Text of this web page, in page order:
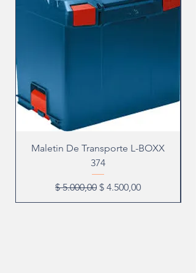
Maletin De Transporte L-BOXX
374
Precio
$ 5.000,00 Precio de oferta
$ 4.500,00